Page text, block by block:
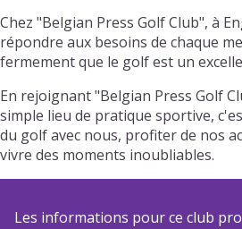
Chez "Belgian Press Golf Club", à
répondre aux besoins de chaque
fermement que le golf est un
En rejoignant "Belgian Press Golf
simple lieu de pratique sportive,
du golf avec nous, profiter de nos
vivre des moments inoubliables.
Les informations pour ce club